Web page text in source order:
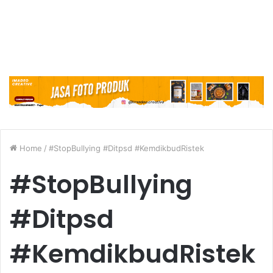
Home / #StopBullying #Ditpsd #KemdikbudRistek
#StopBullying
#Ditpsd
#KemdikbudRistek